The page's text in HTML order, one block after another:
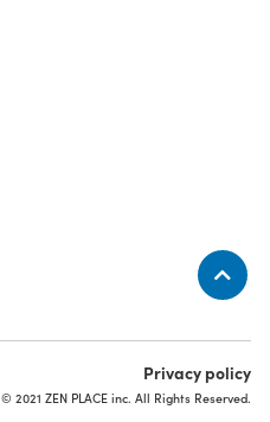
Privacy policy
© 2021 ZEN PLACE inc. All Rights Reserved.